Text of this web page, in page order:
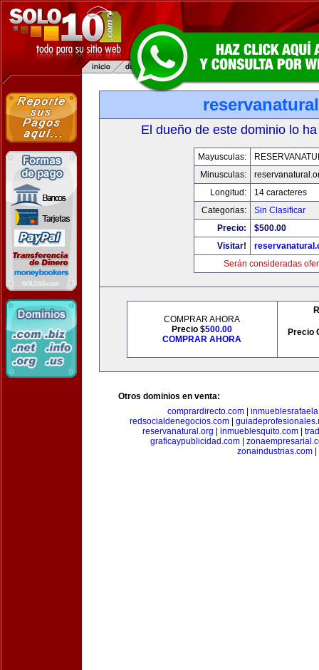
El dueño de este dominio lo
Mayusculas:
Minusculas:
Longitud:
14 caracteres
Categorias:
Sin Clasificar
Precio:
$500.00
Visitar!
Serán consideradas
COMPRAR AHORA
Precio $500.00
COMPRAR AHORA
Precio
Otros dominios en venta:
comprardirecto.com
redsocialdenegocios.com|
reservanatural.org
inmueblesquito.com
graficaypublicidad.com
zonaindustrias.com